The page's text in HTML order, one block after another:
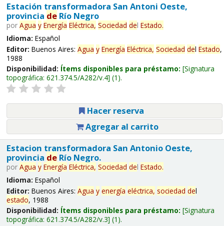
Estación transformadora San Antoni Oeste,
provincia deRío Negro
por Agua y Energía Eléctrica, Sociedad del Estado.
Idioma: Español
Editor: Buenos Aires: Agua y Energía Eléctrica, Sociedad del Estado,
1988
Disponibilidad: Ítems disponibles para préstamo: Signatura
topográfica: 621.374.5/A282/v.4 (1).
Hacer reserva
Agregar al carrito
Estacion transformadora San Antonio Oeste,
provincia deRío Negro.
por Agua y Energía Eléctrica, Sociedad del Estado.
Idioma: Español
Editor: Buenos Aires: Agua y energía eléctrica, sociedad del
estado, 1988
Disponibilidad: Ítems disponibles para préstamo: Signatura
topográfica: 621.374.5/A282/v.3 (1).